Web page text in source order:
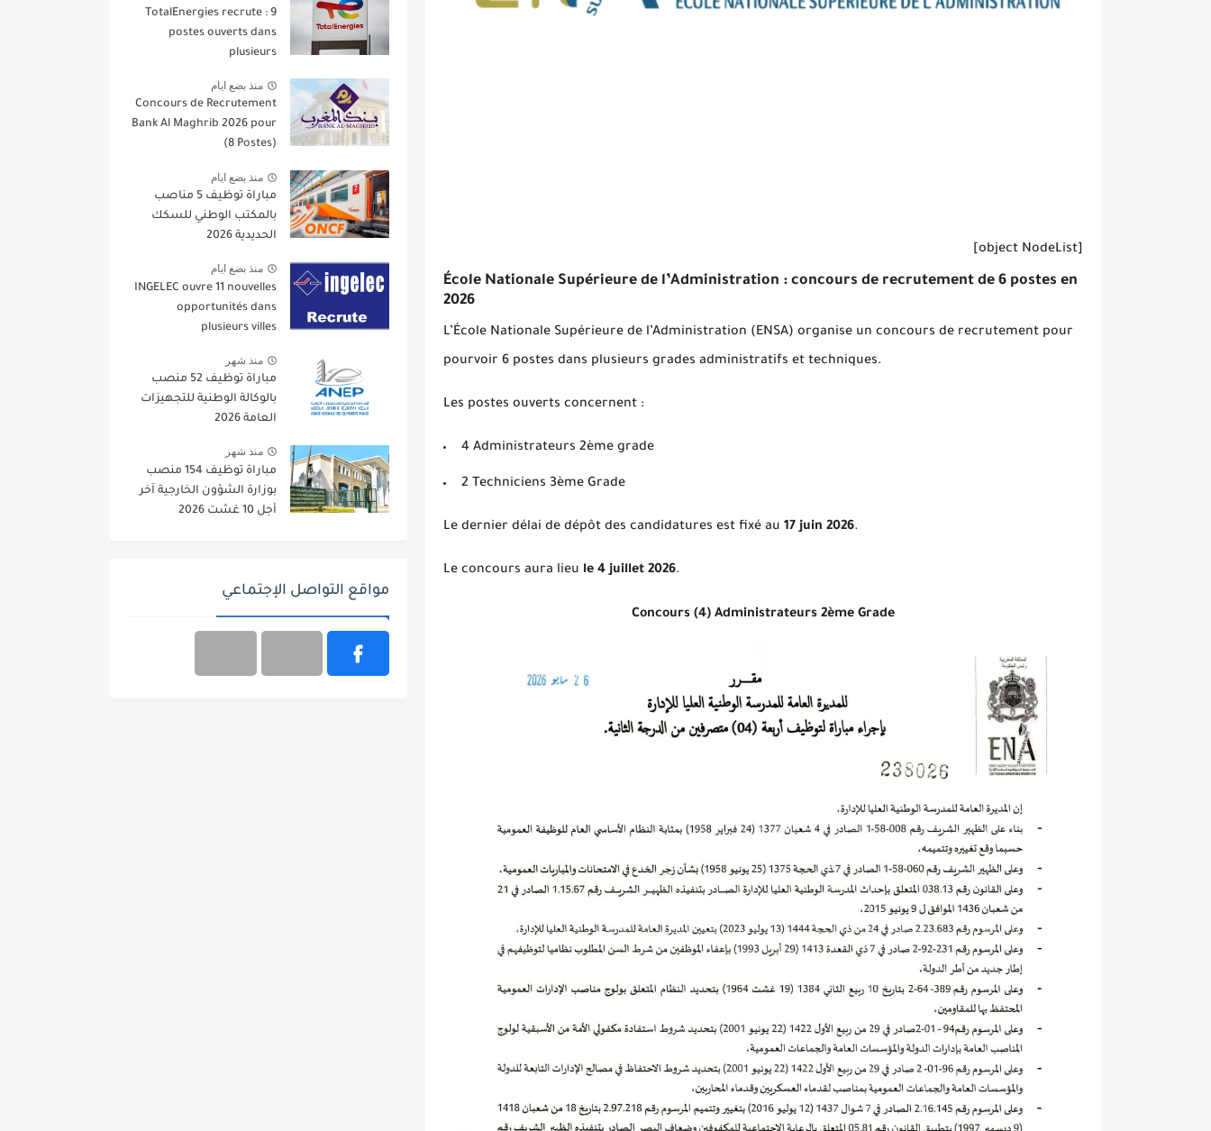
[object NodeList]
École Nationale Supérieure de l’Administration : concours de recrutement de 6 postes en
2026
L’École Nationale Supérieure de l’Administration (ENSA) organise un concours de recrutement pour
pourvoir 6 postes dans plusieurs grades administratifs et techniques.
Les postes ouverts concernent :
4 Administrateurs 2ème grade
2 Techniciens 3ème Grade
Le dernier délai de dépôt des candidatures est fixé au 17 juin 2026.
Le concours aura lieu le 4 juillet 2026.
Concours (4) Administrateurs 2ème Grade
TotalEnergies recrute : 9
postes ouverts dans
plusieurs
منذ بضع ايام
Concours de Recrutement
Bank Al Maghrib 2026 pour
(8 Postes)
منذ بضع ايام
مباراة توظيف 5 مناصب
بالمكتب الوطني للسكك
الحديدية 2026
منذ بضع ايام
INGELEC ouvre 11 nouvelles
opportunités dans
plusieurs villes
منذ شهر
مباراة توظيف 52 منصب
بالوكالة الوطنية للتجهيزات
العامة 2026
منذ شهر
مباراة توظيف 154 منصب
بوزارة الشؤون الخارجية آخر
أجل 10 غشت 2026
مواقع التواصل الإجتماعي